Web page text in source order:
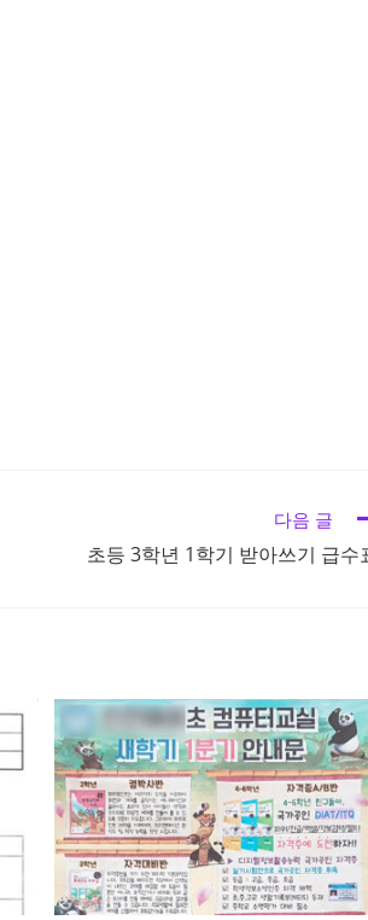
다음 글
초등 3학년 1학기 받아쓰기 급수